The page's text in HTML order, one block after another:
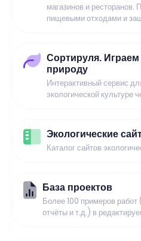
магазинов и ресторанов.
пищевыми отходами и
Сортируля.
природу
Интерактивный сервис
экологической культуре
Экологические
Каталог сайтов
База проектов
Более 100 примеров
отчёты и т.д.) в